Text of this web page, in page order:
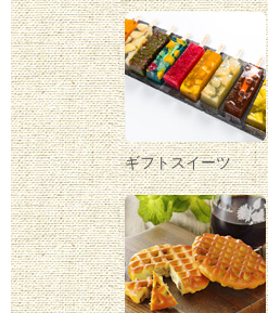
ギフトスイーツ